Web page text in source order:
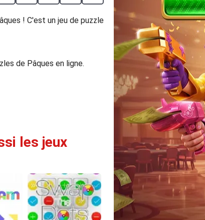
! C'est un jeu de puzzle
de Pâques en ligne.
les jeux